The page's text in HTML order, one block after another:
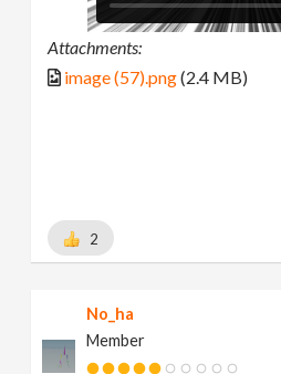
Attachments:
image (57).png(2.4 MB)
2
No_ha
Member